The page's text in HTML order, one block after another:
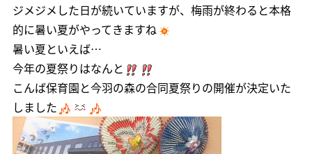
ジメジメした日が続いていますが、梅雨が終わると本格
的に暑い夏がやってきますね
暑い夏といえば…
今年の夏祭りはなんと
こんば保育園と今羽の森の合同夏祭りの開催が決定いた
しました